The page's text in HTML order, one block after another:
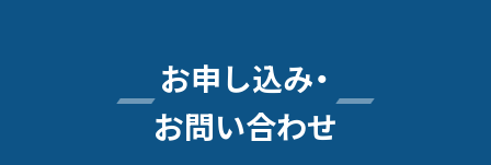
お申し込み・
お問い合わせ